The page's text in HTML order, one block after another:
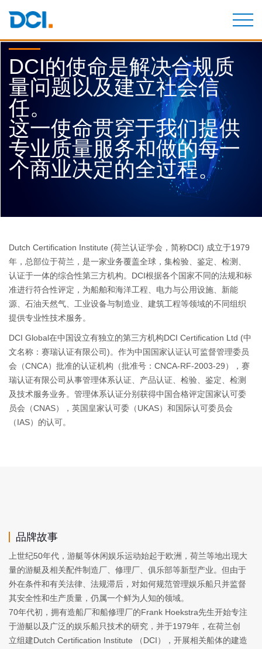
DCI的使命是解决合规质
量问题以及建立社会信
任。
这一使命贯穿于我们提供
专业质量服务和做的每一
个商业决定的全过程。
Dutch Certification Institute (荷兰认证学会，简称DCI) 成立于1979
年，总部位于荷兰，是一家业务覆盖全球，集检验、鉴定、检测、
认证于一体的综合性第三方机构。DCI根据各个国家不同的法规和标
准进行符合性评定，为船舶和海洋工程、电力与公用设施、新能
源、石油天然气、工业设备与制造业、建筑工程等领域的不同组织
提供专业性技术服务。
DCI Global在中国设立有独立的第三方机构DCI Certification Ltd (中
文名称：赛瑞认证有限公司)。作为中国国家认证认可监督管理委员
会（CNCA）批准的认证机构（批准号：CNCA-RF-2003-29），赛
瑞认证有限公司从事管理体系认证、产品认证、检验、鉴定、检测
及技术服务业务。管理体系认证分别获得中国合格评定国家认可委
员会（CNAS），英国皇家认可委（UKAS）和国际认可委员会
（IAS）的认可。
品牌故事
上世纪50年代，游艇等休闲娱乐运动始起于欧洲，荷兰等地出现大
量的游艇及相关配件制造厂、修理厂、俱乐部等新型产业。但由于
外在条件和有关法律、法规滞后，对如何规范管理娱乐船只并监督
其安全性和生产质量，仍属一个鲜为人知的领域。
70年代初，拥有造船厂和船修理厂的Frank Hoekstra先生开始专注
于游艇以及广泛的娱乐船只技术的研究，并于1979年，在荷兰创
立组建Dutch Certification Institute （DCI），开展相关船体的建造